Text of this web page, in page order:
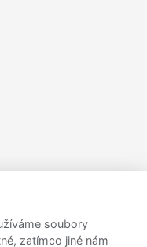
kolektivy/osobnosti,
roku soubory
zatímco jiné nám